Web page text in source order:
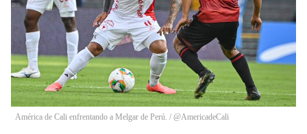
América de Cali enfrentando a Melgar de Perú. / @AmericadeCali